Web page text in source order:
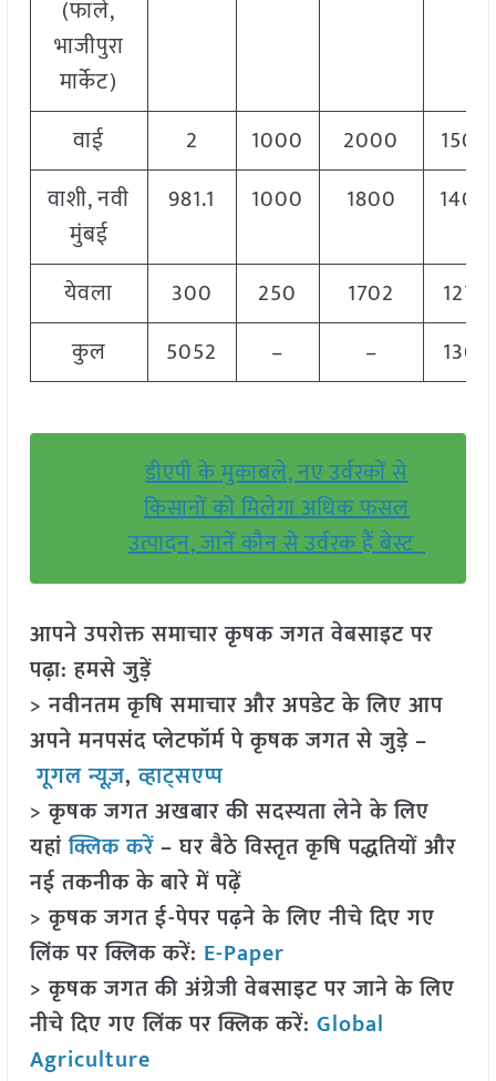
(फाले,
भाजीपुरा
मार्केट)
वाई
2 1000 2000
1500
वाशी, नवी
मुंबई
981.1 1000 1800 1400
येवला 300 250 1702
1275
कुल
5052 – – 1362
डीएपी के मुकाबले, नए उर्वरकों से
किसानों को मिलेगा अधिक फसल
उत्पादन, जानें कौन से उर्वरक हैं बेस्ट
आपने उपरोक्त समाचार कृषक जगत वेबसाइट पर
पढ़ा: हमसे जुड़ें
> नवीनतम कृषि समाचार और अपडेट के लिए आप
अपने मनपसंद प्लेटफॉर्म पे कृषक जगत से जुड़े –
गूगल न्यूज़,व्हाट्सएप्प
> कृषक जगत अखबार की सदस्यता लेने के लिए
यहांक्लिक करें– घर बैठे विस्तृत कृषि पद्धतियों और
नई तकनीक के बारे में पढ़ें
> कृषक जगत ई-पेपर पढ़ने के लिए नीचे दिए गए
लिंक पर क्लिक करें: E-Paper
> कृषक जगत की अंग्रेजी वेबसाइट पर जाने के लिए
नीचे दिए गए लिंक पर क्लिक करें: Global
Agriculture